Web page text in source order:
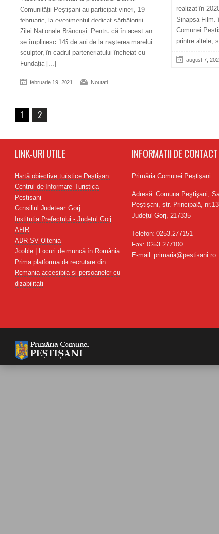
Comunității Peștișani au participat vineri, 19
februarie, la evenimentul dedicat sărbătoririi
Zilei Naționale Brâncuși. Pentru că în acest an
se împlinesc 145 de ani de la nașterea marelui
sculptor, în cadrul parteneriatului încheiat cu
Fundația[...]
februarie 19, 2021 Noutati
realizat în
Sinapsa Film,
Comunei
printre altele,
august 7,
1 2
LINK-URI UTILE
Hartă obiective turistice Peștișani
Centrul de Informare Turistica
Pestisani
Consiliul Judetean Gorj
Institutia Prefectului - Judetul Gorj
AFIR
ADR SV Oltenia
Jooble | Locuri de muncă în România
Prima platforma de recrutare din
Romania accesibila si persoanelor cu
dizabilitati
INFORMATII DE CONTACT
Primăria Comunei Peştişani
Adresă: Comuna Peştişani,
Peştişani, str. Principală,
Județul Gorj, 217335
Telefon: 0253.277151
Fax: 0253.277100
E-mail: primaria@pestisani.ro